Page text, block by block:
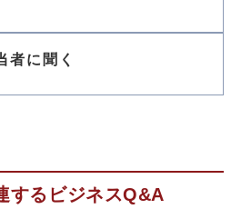
者に聞く
するビジネスQ&A